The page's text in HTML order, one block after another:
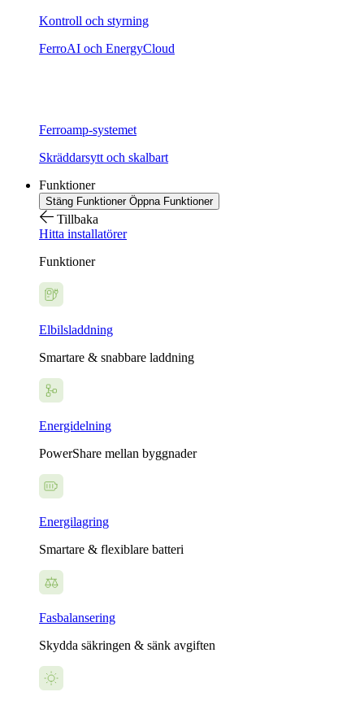
Kontroll och styrning
FerroAI och EnergyCloud
Ferroamp-systemet
Skräddarsytt och skalbart
Funktioner
Stäng Funktioner Öppna Funktioner
Tillbaka
Hitta installatörer
Funktioner
Elbilsladdning
Smartare & snabbare laddning
Energidelning
PowerShare mellan byggnader
Energilagring
Smartare & flexiblare batteri
Fasbalansering
Skydda säkringen & sänk avgiften